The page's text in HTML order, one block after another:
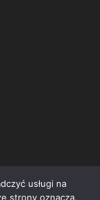
usługi na
strony oznacza,